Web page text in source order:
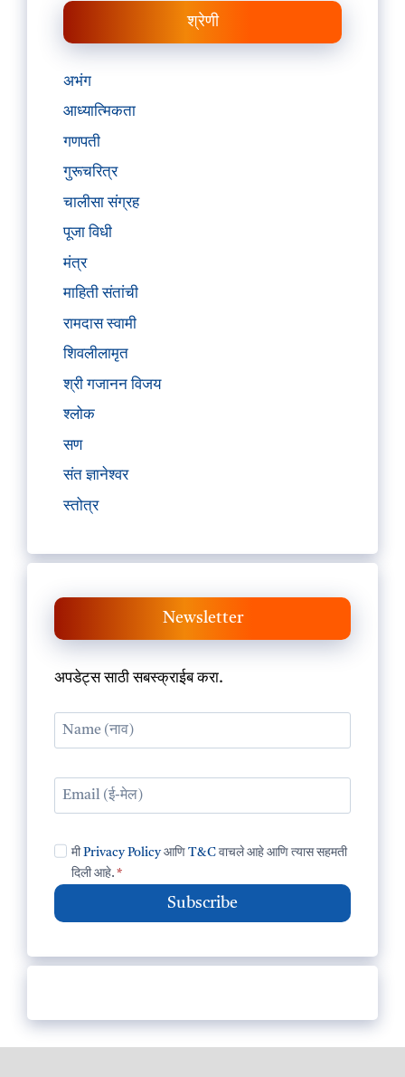
श्रेणी
अभंग
आध्यात्मिकता
गणपती
गुरूचरित्र
चालीसा संग्रह
पूजा विधी
मंत्र
माहिती संतांची
रामदास स्वामी
शिवलीलामृत
श्री गजानन विजय
श्लोक
सण
संत ज्ञानेश्वर
स्तोत्र
Newsletter
अपडेट्स साठी सबस्क्राईब करा.
मीPrivacy PolicyआणिT&C वाचले आहे आणि त्यास सहमती
दिली आहे. *
Subscribe